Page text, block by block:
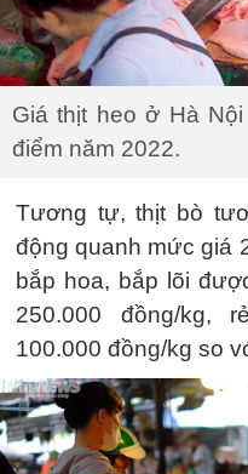
Giá thịt heo ở Hà
điểm năm 2022.
Tương tự, thịt bò
động quanh mức giá
bắp hoa, bắp lõi
250.000 đồng/kg,
100.000 đồng/kg so